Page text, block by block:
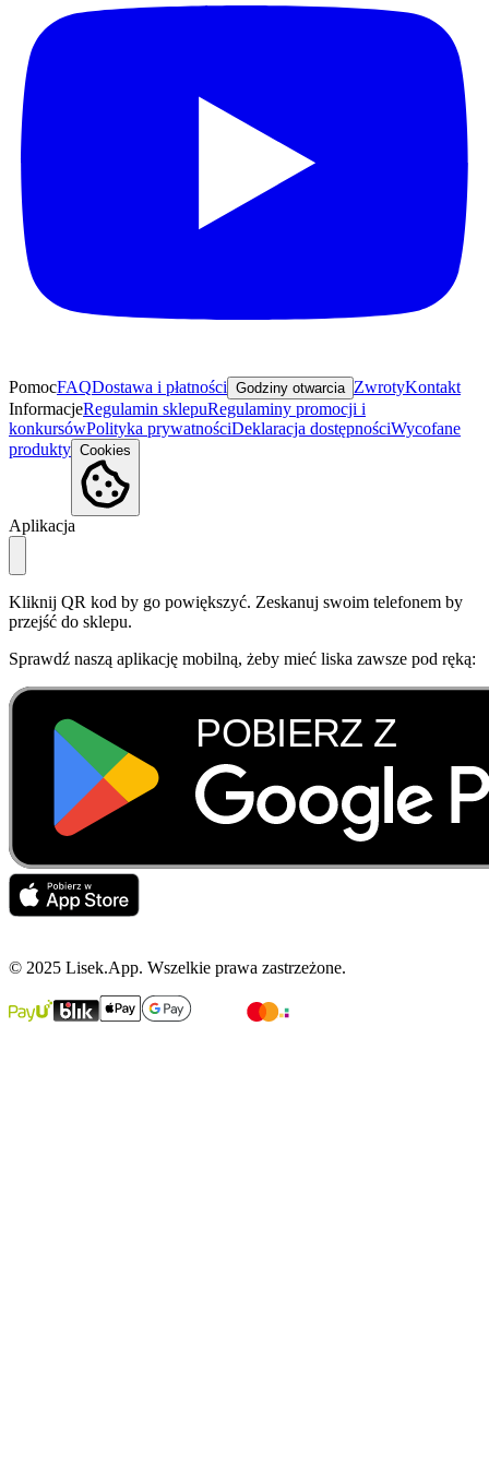
PomocFAQDostawa i płatności Godziny otwarcia ZwrotyKontakt
InformacjeRegulamin sklepuRegulaminy promocji i
konkursówPolityka prywatnościDeklaracja dostępnościWycofane
produkty Cookies
Aplikacja
Kliknij QR kod by go powiększyć. Zeskanuj swoim telefonem by
przejść do sklepu.
Sprawdź naszą aplikację mobilną, żeby mieć liska zawsze pod ręką:
© 2025 Lisek.App. Wszelkie prawa zastrzeżone.